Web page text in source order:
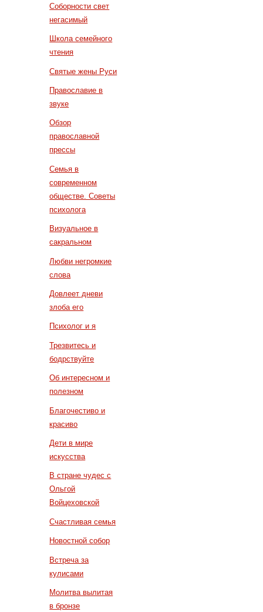
Соборности свет
негасимый
Школа семейного
чтения
Святые жены Руси
Православие в
звуке
Обзор
православной
прессы
Семья в
современном
обществе. Советы
психолога
Визуальное в
сакральном
Любви негромкие
слова
Довлеет дневи
злоба его
Психолог и я
Трезвитесь и
бодрствуйте
Об интересном и
полезном
Благочестиво и
красиво
Дети в мире
искусства
В стране чудес с
Ольгой
Войцеховской
Счастливая семья
Новостной собор
Встреча за
кулисами
Молитва вылитая
в бронзе